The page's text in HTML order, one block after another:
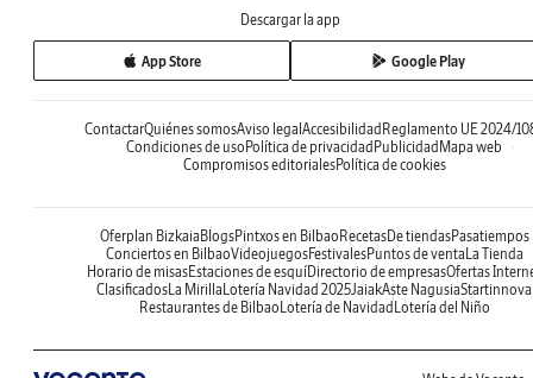
Descargar la app
App Store Google Play
ContactarQuiénes somosAviso legal Accesibilidad Reglamento UE 2024/
Condiciones de uso Política de privacidad Publicidad Mapa web
Compromisos editorialesPolítica de cookies
Oferplan Bizkaia BlogsPintxos en Bilbao RecetasDe tiendasPasatiempos
Conciertos en BilbaoVideojuegosFestivalesPuntos de venta La Tienda
Horario de misasEstaciones de esquíDirectorio de empresasOfertas
ClasificadosLa Mirilla Lotería Navidad 2025JaiakAste NagusiaStartinnova
Restaurantes de Bilbao Lotería de Navidad Lotería del Niño